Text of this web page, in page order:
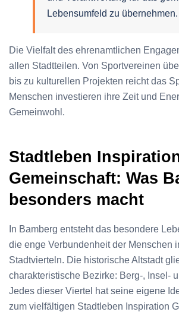
Lebensumfeld zu übernehmen.
Die Vielfalt des ehrenamtlichen
allen Stadtteilen. Von Sportvereinen
bis zu kulturellen Projekten reicht das
Menschen investieren ihre Zeit und
Gemeinwohl.
Stadtleben
Gemeinschaft: Was
besonders macht
In Bamberg entsteht das besondere
die enge Verbundenheit der Menschen
Stadtvierteln. Die historische Altstadt
charakteristische Bezirke: Berg-, Insel-
Jedes dieser Viertel hat seine eigene
zum vielfältigen Stadtleben Inspiration